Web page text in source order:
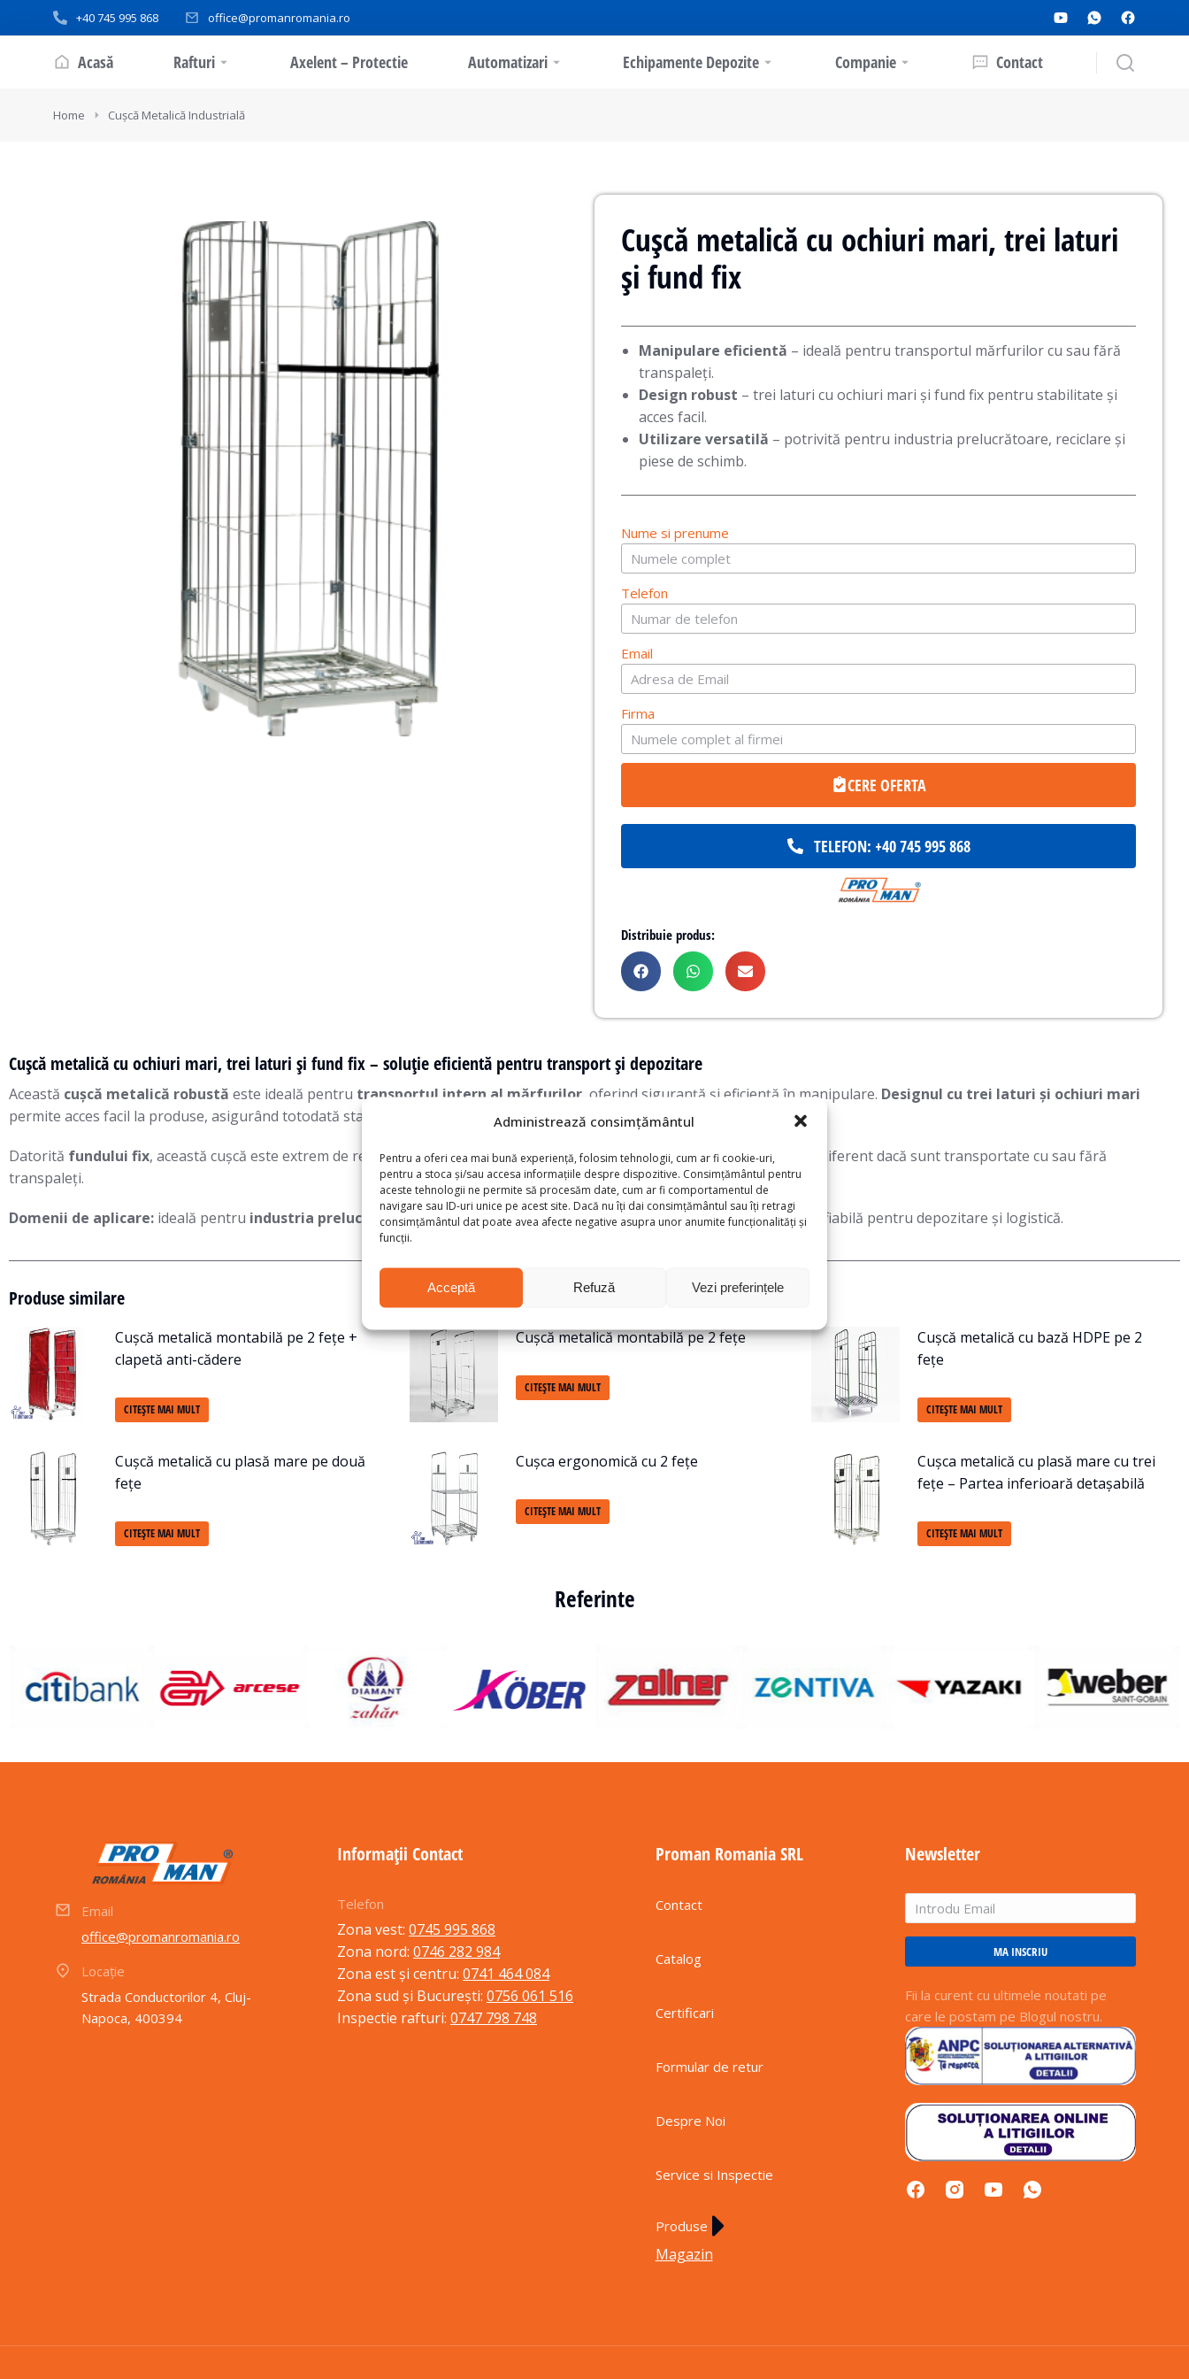
Administrează consimțământul
Pentru a oferi cea mai bună experiență, folosim tehnologii, cum ar fi cookie-uri,
pentru a stoca și/sau accesa informațiile despre dispozitive. Consimțământul pentru
aceste tehnologii ne permite să procesăm date, cum ar fi comportamentul de
navigare sau ID-uri unice pe acest site. Dacă nu îți dai consimțământul sau îți retragi
consimțământul dat poate avea afecte negative asupra unor anumite funcționalități și
funcții.
Acceptă Refuză Vezi preferințele
+40 745 995 868 office@promanromania.ro
Acasă Rafturi Axelent – Protectie Automatizari Echipamente Depozite Companie Contact
You are here:
Home Cușcă Metalică Industrială
Cușcă metalică cu ochiuri mari, trei laturi
și fund fix
Manipulare eficientă – ideală pentru transportul mărfurilor cu sau fără
transpaleți.
Design robust – trei laturi cu ochiuri mari și fund fix pentru stabilitate și
acces facil.
Utilizare versatilă – potrivită pentru industria prelucrătoare, reciclare și
piese de schimb.
Nume si prenume
Telefon
Email
Firma
CERE OFERTA
TELEFON: +40 745 995 868
Distribuie produs:
Cușcă metalică cu ochiuri mari, trei laturi și fund fix – soluție eficientă pentru transport și depozitare
Această cușcă metalică robustă este ideală pentru transportul intern al mărfurilor , oferind siguranță și eficiență în manipulare. Designul cu trei laturi și ochiuri mari
permite acces facil la produse, asigurând totodată stabilitate și vizibilitate optimă.
Datorită fundului fix, această cușcă este extrem de rezistentă, potrivită pentrumanipularea mărfurilor voluminoase
, indiferent dacă sunt transportate cu sau fără
transpaleți.
Domenii de aplicare: ideală pentru industria prelucrătoare, reciclare și transportul pieselor de schimb, fiind o soluție fiabilă pentru depozitare și logistică.
Produse similare
Cușcă metalică montabilă pe 2 fețe +
clapetă anti-cădere
CITEȘTE MAI MULT
Cușcă metalică montabilă pe 2 fețe
CITEȘTE MAI MULT
Cușcă metalică cu bază HDPE pe 2
fețe
CITEȘTE MAI MULT
Cușcă metalică cu plasă mare pe două
fețe
CITEȘTE MAI MULT
Cușca ergonomică cu 2 fețe
CITEȘTE MAI MULT
Cușca metalică cu plasă mare cu trei
fețe – Partea inferioară detașabilă
CITEȘTE MAI MULT
Referinte
Email
office@promanromania.ro
Locație
Strada Conductorilor 4, Cluj-
Napoca, 400394
Informații Contact
Telefon
Zona vest: 0745 995 868
Zona nord: 0746 282 984
Zona est și centru: 0741 464 084
Zona sud și București: 0756 061 516
Inspectie rafturi: 0747 798 748
Proman Romania SRL
Contact
Catalog
Certificari
Formular de retur
Despre Noi
Service si Inspectie
Produse
Magazin
Newsletter
MA INSCRIU
Fii la curent cu ultimele noutati pe
care le postam pe Blogul nostru.